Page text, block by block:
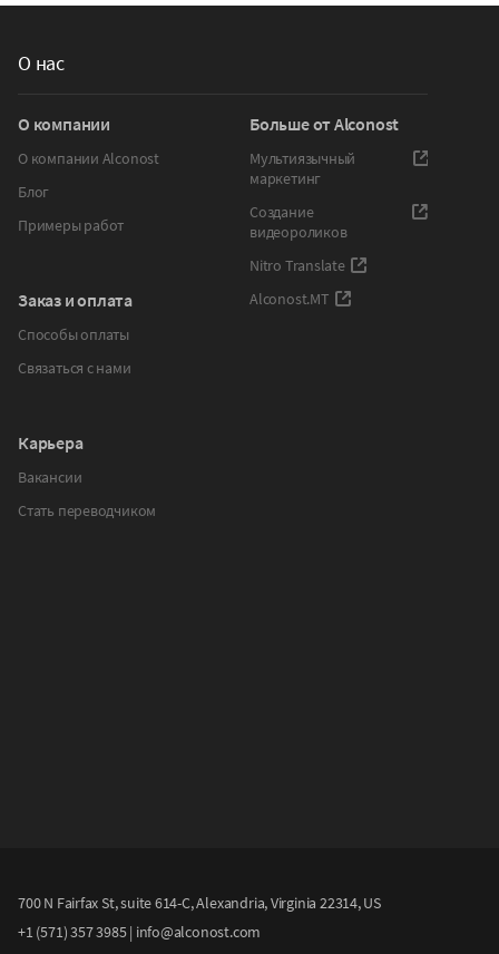
О нас
О компании
О компании Alconost
Блог
Примеры работ
Заказ и оплата
Способы оплаты
Связаться с нами
Карьера
Вакансии
Стать переводчиком
Больше от Alconost
Мультиязычный
маркетинг
Создание
видеороликов
Nitro Translate
Alconost.MT
700 N Fairfax St, suite 614-C, Alexandria, Virginia 22314, US
+1 (571) 357 3985| info@alconost.com